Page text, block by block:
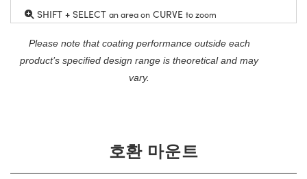
SHIFT + SELECT an area on CURVE to zoom
Please note that coating performance outside each
product’s specified design range is theoretical and may
vary.
호환 마운트